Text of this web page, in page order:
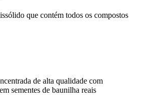
que contém todos os compostos
de alta qualidade com
sementes de baunilha reais